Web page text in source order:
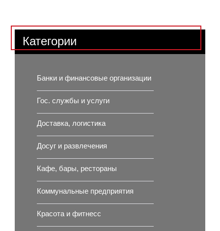
Категории
Банки и финансовые организации
Гос. службы и услуги
Доставка, логистика
Досуг и развлечения
Кафе, бары, рестораны
Коммунальные предприятия
Красота и фитнесс